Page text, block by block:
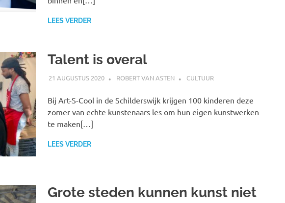
LEES VERDER
Talent is overal
21 AUGUSTUS 2020 ROBERT VAN ASTEN CULTUUR
Bij Art-S-Cool in de Schilderswijk krijgen 100 kinderen deze
zomer van echte kunstenaars les om hun eigen kunstwerken
te maken[…]
LEES VERDER
Grote steden kunnen kunst niet